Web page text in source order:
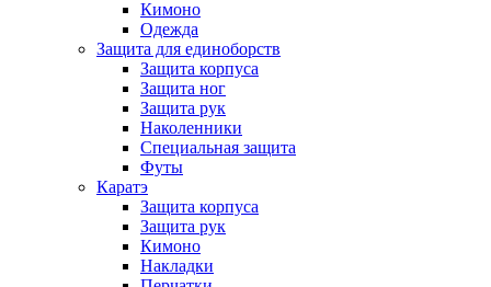
Кимоно
Одежда
Защита для единоборств
Защита корпуса
Защита ног
Защита рук
Наколенники
Специальная защита
Футы
Каратэ
Защита корпуса
Защита рук
Кимоно
Накладки